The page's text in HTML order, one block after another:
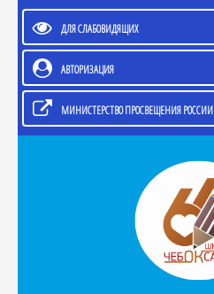
ДЛЯ СЛАБОВИДЯЩИХ
АВТОРИЗАЦИЯ
МИНИСТЕРСТВО ПРОСВЕЩЕНИЯ РОССИИ